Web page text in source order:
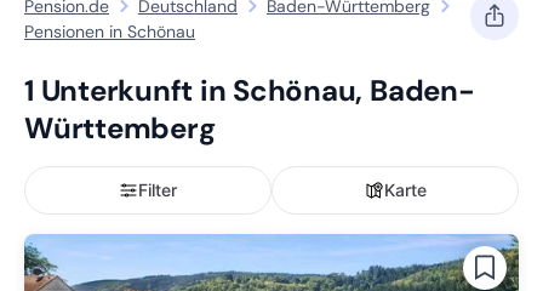
Pension.de Deutschland
Baden-Württemberg
Pensionen in Schönau
1 Unterkunft in Schönau, Baden-
Württemberg
Filter Karte